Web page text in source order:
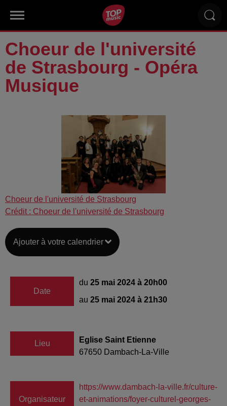
Choeur de l'université
de Strasbourg - Opéra
Musique
Choeur de l'université de Strasbourg
Crédit : Choeur de l'université de Strasbourg
Ajouter à votre calendrier
Date
du 25 mai 2024 à 20h00
au 25 mai 2024 à 21h30
Lieu
Eglise Saint Etienne
67650 Dambach-La-Ville
Organisateur
https://www.dambach-la-ville.fr/culture-
et-animations/foyer-culturel-georges-